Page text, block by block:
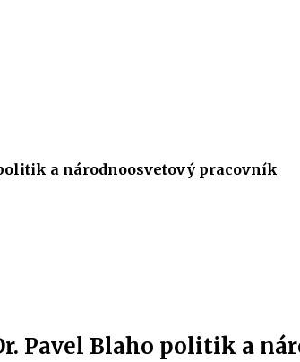
a národnoosvetový pracovník
Pavel Blaho politik a